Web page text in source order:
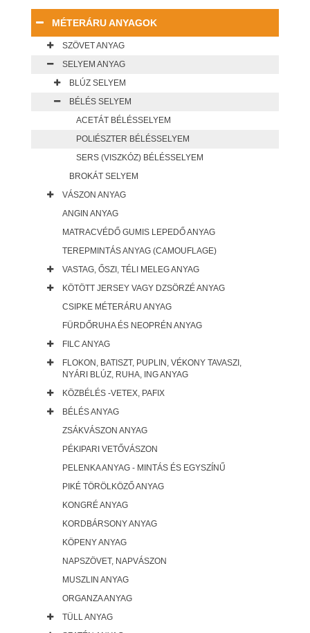
MÉTERÁRU ANYAGOK
SZÖVET ANYAG
SELYEM ANYAG
BLÚZ SELYEM
BÉLÉS SELYEM
ACETÁT BÉLÉSSELYEM
POLIÉSZTER BÉLÉSSELYEM
SERS (VISZKÓZ) BÉLÉSSELYEM
BROKÁT SELYEM
VÁSZON ANYAG
ANGIN ANYAG
MATRACVÉDŐ GUMIS LEPEDŐ ANYAG
TEREPMINTÁS ANYAG (CAMOUFLAGE)
VASTAG, ŐSZI, TÉLI MELEG ANYAG
KÖTÖTT JERSEY VAGY DZSÖRZÉ ANYAG
CSIPKE MÉTERÁRU ANYAG
FÜRDŐRUHA ÉS NEOPRÉN ANYAG
FILC ANYAG
FLOKON, BATISZT, PUPLIN, VÉKONY TAVASZI,
NYÁRI BLÚZ, RUHA, ING ANYAG
KÖZBÉLÉS -VETEX, PAFIX
BÉLÉS ANYAG
ZSÁKVÁSZON ANYAG
PÉKIPARI VETŐVÁSZON
PELENKA ANYAG - MINTÁS ÉS EGYSZÍNŰ
PIKÉ TÖRÖLKÖZŐ ANYAG
KONGRÉ ANYAG
KORDBÁRSONY ANYAG
KÖPENY ANYAG
NAPSZÖVET, NAPVÁSZON
MUSZLIN ANYAG
ORGANZA ANYAG
TÜLL ANYAG